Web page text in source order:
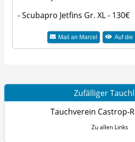
- Scubapro Jetfins Gr. XL - 130€
Mail an Marcel Auf die
Zufälliger
Tauchverein Castrop-
Zu allen Links